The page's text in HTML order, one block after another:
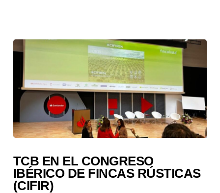
TCB EN EL CONGRESO
IBÉRICO DE FINCAS RÚSTICAS
(CIFIR)